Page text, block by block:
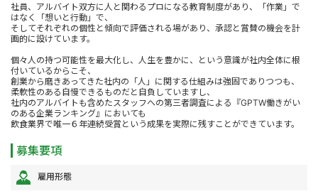
社員、アルバイト双方に人と関わるプロになる教育制度があり、「作業」で
はなく「想いと行動」で、
そしてそれぞれの個性と傾向で評価される場があり、承認と賞賛の機会を計
画的に設けています。
個々人の持つ可能性を最大化し、人生を豊かに、という意識が社内全体に根
付いているからこそ、
創業から磨きあってきた社内の「人」に関する仕組みは強固でありつつも、
柔軟性のある自慢できるものだと自負していますし、
社内のアルバイトも含めたスタッフへの第三者調査による『GPTW働きがい
のある企業ランキング』においても
飲食業界で唯一６年連続受賞という成果を実際に残すことができています。
募集要項
雇用形態